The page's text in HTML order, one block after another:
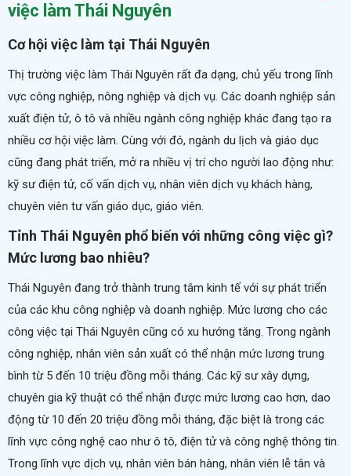
việc làm Thái Nguyên
Cơ hội việc làm tại Thái Nguyên
Thị trường việc làm Thái Nguyên rất đa dạng, chủ yếu trong lĩnh
vực công nghiệp, nông nghiệp và dịch vụ. Các doanh nghiệp sản
xuất điện tử, ô tô và nhiều ngành công nghiệp khác đang tạo ra
nhiều cơ hội việc làm. Cùng với đó, ngành du lịch và giáo dục
cũng đang phát triển, mở ra nhiều vị trí cho người lao động như:
kỹ sư điện tử, cố vấn dịch vụ, nhân viên dịch vụ khách hàng,
chuyên viên tư vấn giáo dục, giáo viên.
Tỉnh Thái Nguyên phổ biến với những công việc gì?
Mức lương bao nhiêu?
Thái Nguyên đang trở thành trung tâm kinh tế với sự phát triển
của các khu công nghiệp và doanh nghiệp. Mức lương cho các
công việc tại Thái Nguyên cũng có xu hướng tăng. Trong ngành
công nghiệp, nhân viên sản xuất có thể nhận mức lương trung
bình từ 5 đến 10 triệu đồng mỗi tháng. Các kỹ sư xây dựng,
chuyên gia kỹ thuật có thể nhận được mức lương cao hơn, dao
động từ 10 đến 20 triệu đồng mỗi tháng, đặc biệt là trong các
lĩnh vực công nghệ cao như ô tô, điện tử và công nghệ thông tin.
Trong lĩnh vực dịch vụ, nhân viên bán hàng, nhân viên lễ tân và